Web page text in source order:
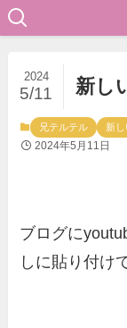
新し
2024
5/11
兄テルテル 新
2024年5月11日
ブログに
しに貼り付け